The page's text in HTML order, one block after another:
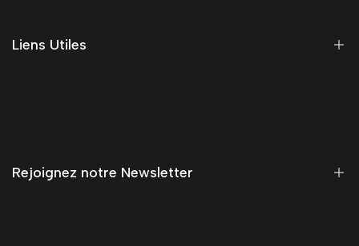
Liens Utiles
Rejoignez notre Newsletter